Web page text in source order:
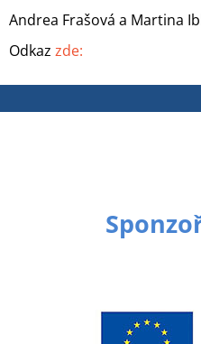
Andrea Frašová a Martina
Odkaz zde: